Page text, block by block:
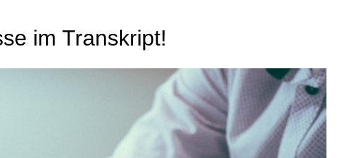
im Transkript!